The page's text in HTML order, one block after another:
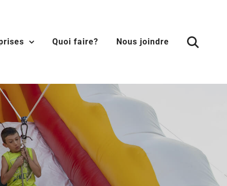
Quoi faire? Nous joindre